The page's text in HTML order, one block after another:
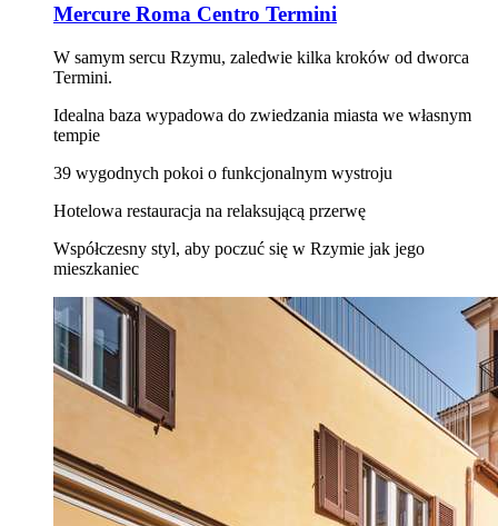
Mercure Roma Centro Termini
W samym sercu Rzymu, zaledwie kilka kroków od dworca
Termini.
Idealna baza wypadowa do zwiedzania miasta we własnym
tempie
39 wygodnych pokoi o funkcjonalnym wystroju
Hotelowa restauracja na relaksującą przerwę
Współczesny styl, aby poczuć się w Rzymie jak jego
mieszkaniec